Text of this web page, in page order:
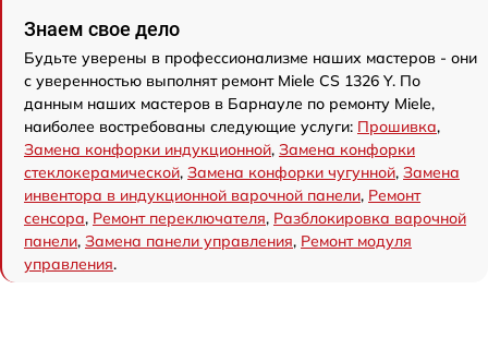
Знаем свое дело
Будьте уверены в профессионализме наших мастеров - они
с уверенностью выполнят ремонт Miele CS 1326 Y. По
данным наших мастеров в Барнауле по ремонту Miele,
наиболее востребованы следующие услуги: Прошивка,
Замена конфорки индукционной, Замена конфорки
стеклокерамической, Замена конфорки чугунной, Замена
инвентора в индукционной варочной панели, Ремонт
сенсора, Ремонт переключателя, Разблокировка варочной
панели, Замена панели управления, Ремонт модуля
управления.